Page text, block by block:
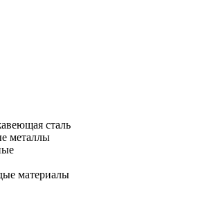
сталь
металлы
материалы